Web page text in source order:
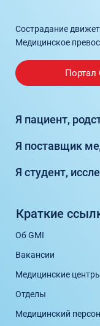
Сострадание
Медицинское
Портал
Я пациент,
Я поставщик
Я студент,
Краткие
Об GMI
Вакансии
Медицинские
Отделы
Медицинский